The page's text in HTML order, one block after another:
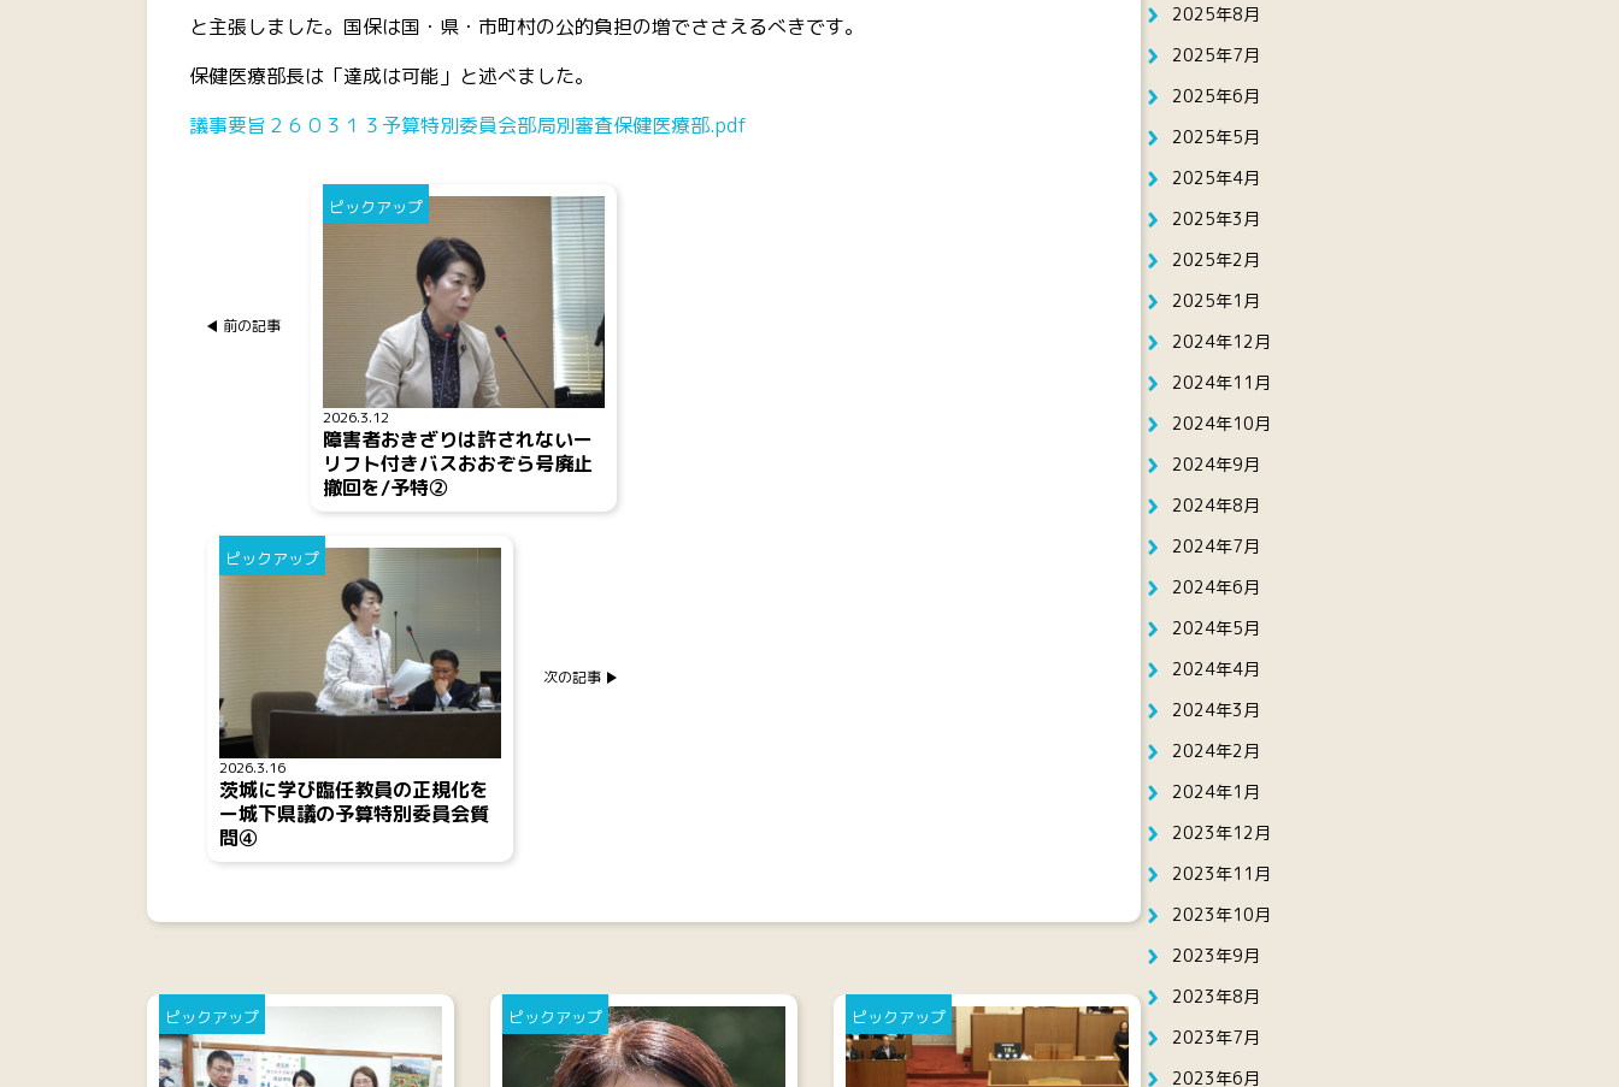
と主張しました。国保は国・県・市町村の公的負担の増でささえるべきです。
保健医療部長は「達成は可能」と述べました。
議事要旨２６０３１３予算特別委員会部局別審査保健医療部.pdf
前の記事
2026.3.12
ピックアップ
障害者おきざりは許されないー
リフト付きバスおおぞら号廃止
撤回を/予特②
2026.3.16
ピックアップ
茨城に学び臨任教員の正規化を
ー城下県議の予算特別委員会質
問④
次の記事
ピックアップ ピックアップ ピックアップ
2025年8月
2025年7月
2025年6月
2025年5月
2025年4月
2025年3月
2025年2月
2025年1月
2024年12月
2024年11月
2024年10月
2024年9月
2024年8月
2024年7月
2024年6月
2024年5月
2024年4月
2024年3月
2024年2月
2024年1月
2023年12月
2023年11月
2023年10月
2023年9月
2023年8月
2023年7月
2023年6月